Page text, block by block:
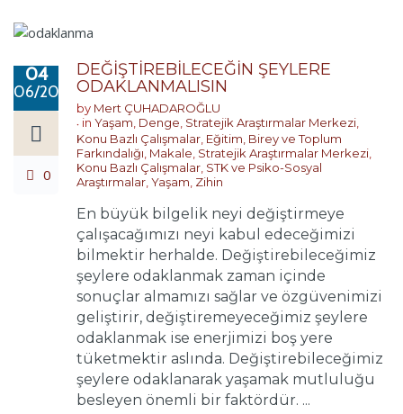
04
06/2017
0
DEĞİŞTİREBİLECEĞİN ŞEYLERE
ODAKLANMALISIN
by Mert ÇUHADAROĞLU
in Yaşam Denge Stratejik Araştırmalar Merkezi
Konu Bazlı Çalışmalar Eğitim, Birey ve Toplum
Farkındalığı Makale Stratejik Araştırmalar Merkezi
Konu Bazlı Çalışmalar STK ve Psiko-Sosyal
Araştırmalar Yaşam Zihin
En büyük bilgelik neyi değiştirmeye
çalışacağımızı neyi kabul edeceğimizi
bilmektir herhalde. Değiştirebileceğimiz
şeylere odaklanmak zaman içinde
sonuçlar almamızı sağlar ve özgüvenimizi
geliştirir, değiştiremeyeceğimiz şeylere
odaklanmak ise enerjimizi boş yere
tüketmektir aslında. Değiştirebileceğimiz
şeylere odaklanarak yaşamak mutluluğu
besleyen önemli bir faktördür. ...